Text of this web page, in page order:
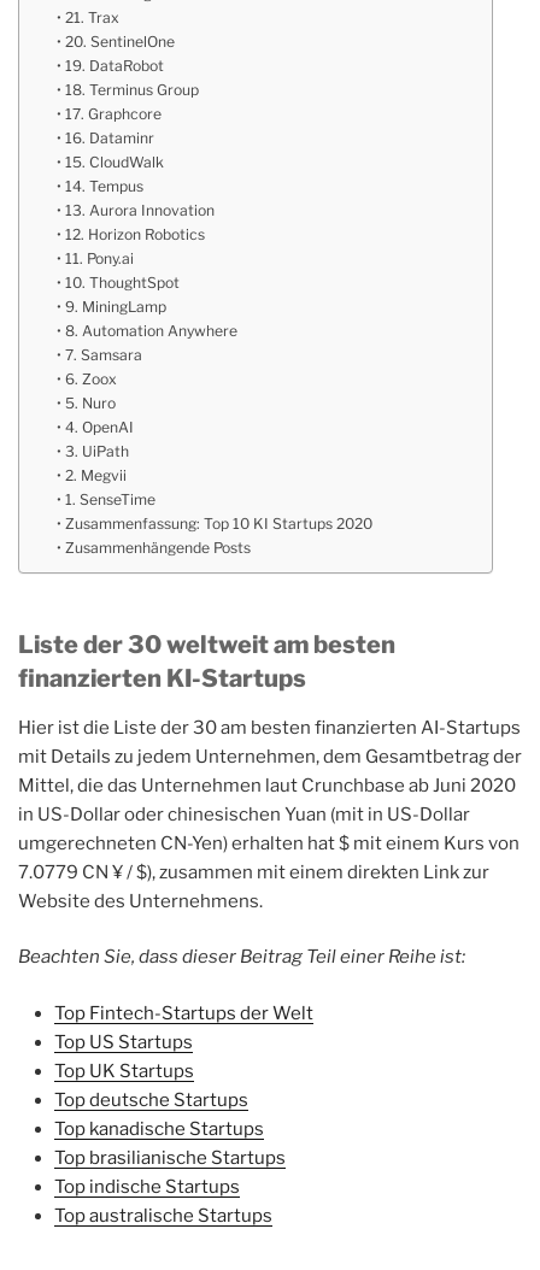
21. Trax
20. SentinelOne
19. DataRobot
18. Terminus Group
17. Graphcore
16. Dataminr
15. CloudWalk
14. Tempus
13. Aurora Innovation
12. Horizon Robotics
11. Pony.ai
10. ThoughtSpot
9. MiningLamp
8. Automation Anywhere
7. Samsara
6. Zoox
5. Nuro
4. OpenAI
3. UiPath
2. Megvii
1. SenseTime
Zusammenfassung: Top 10 KI Startups 2020
Zusammenhängende Posts
Liste der 30 weltweit am besten
finanzierten KI-Startups
Hier ist die Liste der 30 am besten finanzierten AI-Startups
mit Details zu jedem Unternehmen, dem Gesamtbetrag der
Mittel, die das Unternehmen laut Crunchbase ab Juni 2020
in US-Dollar oder chinesischen Yuan (mit in US-Dollar
umgerechneten CN-Yen) erhalten hat $ mit einem Kurs von
7.0779 CN ¥ / $), zusammen mit einem direkten Link zur
Website des Unternehmens.
Beachten Sie, dass dieser Beitrag Teil einer Reihe ist:
Top Fintech-Startups der Welt
Top US Startups
Top UK Startups
Top deutsche Startups
Top kanadische Startups
Top brasilianische Startups
Top indische Startups
Top australische Startups